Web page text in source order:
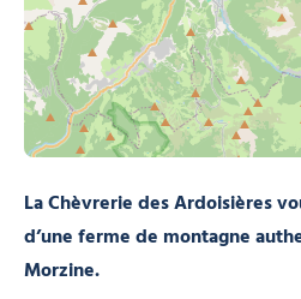
La Chèvrerie des Ardoisières
d’une ferme de montagne
Morzine.